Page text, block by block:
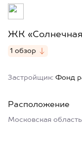
ЖК «Солнечная
1 обзор
Застройщик: Фонд
Расположение
Московская